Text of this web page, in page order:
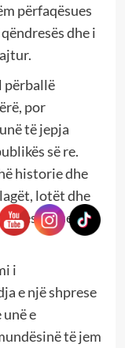
përfaqësues
dhe i
përballë
por
të jepja
së re.
historie dhe
lotët dhe
besuar se liria
i
e një shprese
e
të jem